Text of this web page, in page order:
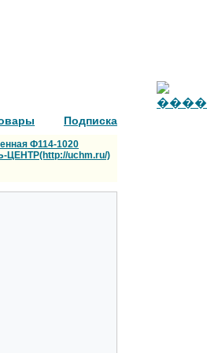
Подписка
Ф114-1020
ЦЕНТР(http://uchm.ru/)